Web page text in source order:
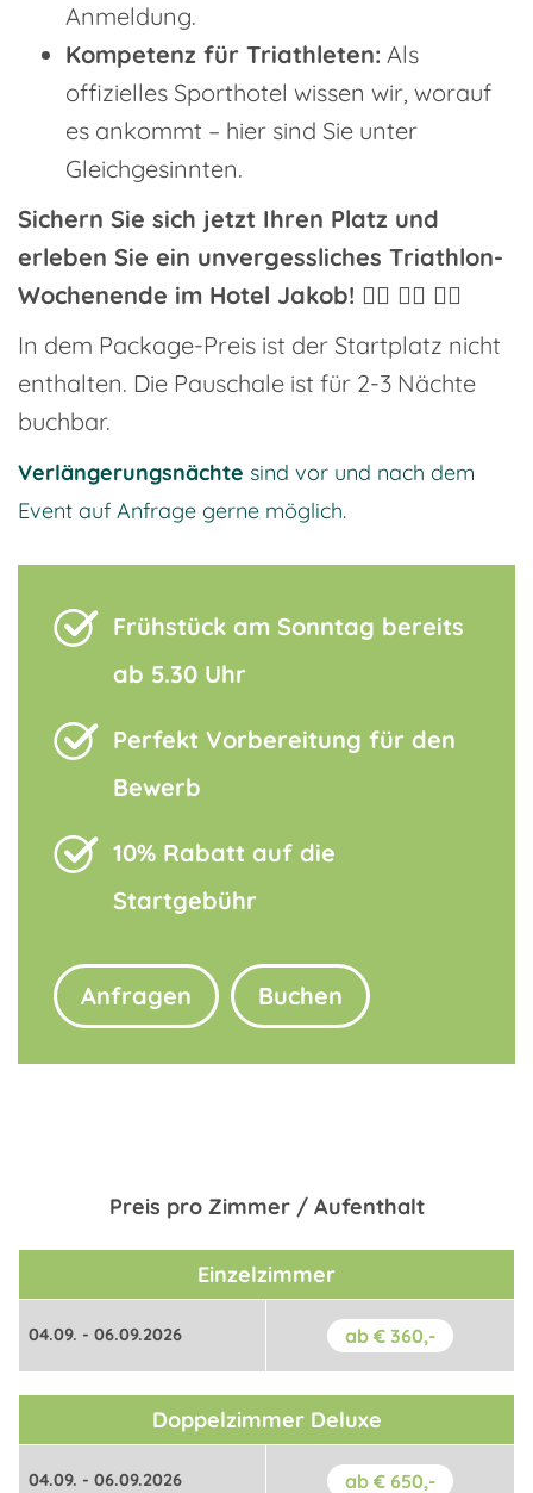
Anmeldung.
Kompetenz für Triathleten: Als
offizielles Sporthotel wissen wir, worauf
es ankommt – hier sind Sie unter
Gleichgesinnten.
Sichern Sie sich jetzt Ihren Platz und
erleben Sie ein unvergessliches Triathlon-
Wochenende im Hotel Jakob! 🏊‍♂️ 🚴‍♂️ 🏃‍♂️
In dem Package-Preis ist der Startplatz nicht
enthalten. Die Pauschale ist für 2-3 Nächte
buchbar.
Verlängerungsnächte sind vor und nach dem
Event auf Anfrage gerne möglich.
Frühstück am Sonntag bereits
ab 5.30 Uhr
Perfekt Vorbereitung für den
Bewerb
10% Rabatt auf die
Startgebühr
Anfragen Buchen
Preis pro Zimmer / Aufenthalt
Einzelzimmer
04.09. - 06.09.2026 ab € 360,-
Doppelzimmer Deluxe
04.09. - 06.09.2026 ab € 650,-